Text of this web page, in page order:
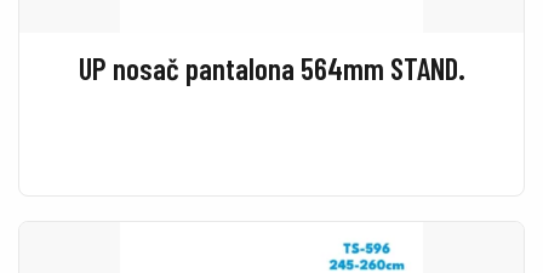
UP nosač pantalona 564mm STAND.